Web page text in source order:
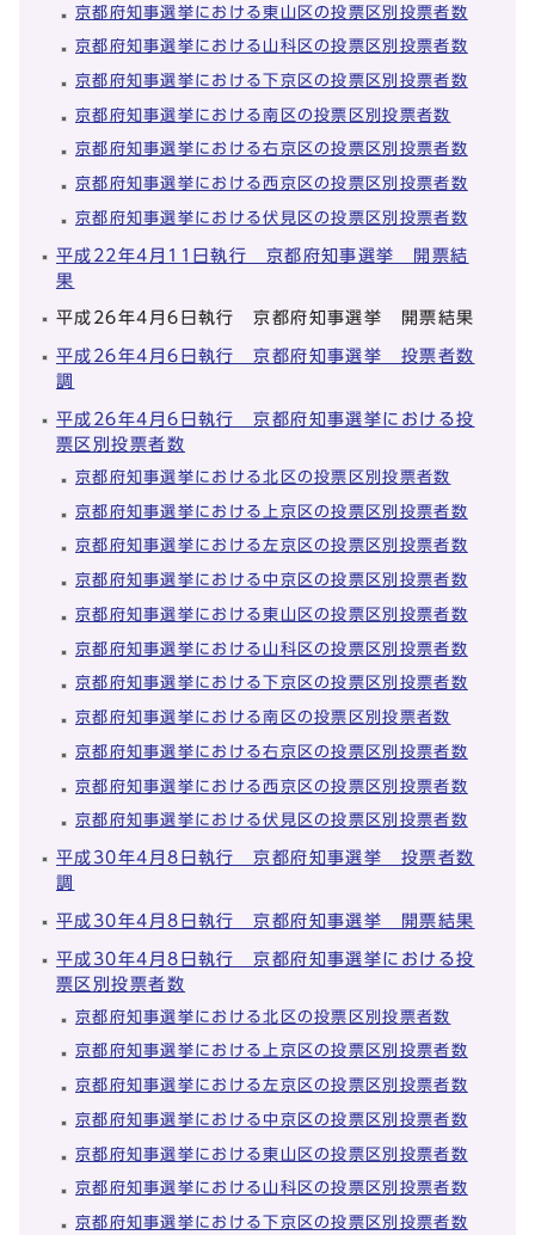
京都府知事選挙における東山区の投票区別投票者数
京都府知事選挙における山科区の投票区別投票者数
京都府知事選挙における下京区の投票区別投票者数
京都府知事選挙における南区の投票区別投票者数
京都府知事選挙における右京区の投票区別投票者数
京都府知事選挙における西京区の投票区別投票者数
京都府知事選挙における伏見区の投票区別投票者数
平成22年4月11日執行 京都府知事選挙 開票結
果
平成26年4月6日執行 京都府知事選挙 開票結果
平成26年4月6日執行 京都府知事選挙 投票者数
調
平成26年4月6日執行 京都府知事選挙における投
票区別投票者数
京都府知事選挙における北区の投票区別投票者数
京都府知事選挙における上京区の投票区別投票者数
京都府知事選挙における左京区の投票区別投票者数
京都府知事選挙における中京区の投票区別投票者数
京都府知事選挙における東山区の投票区別投票者数
京都府知事選挙における山科区の投票区別投票者数
京都府知事選挙における下京区の投票区別投票者数
京都府知事選挙における南区の投票区別投票者数
京都府知事選挙における右京区の投票区別投票者数
京都府知事選挙における西京区の投票区別投票者数
京都府知事選挙における伏見区の投票区別投票者数
平成30年4月8日執行 京都府知事選挙 投票者数
調
平成30年4月8日執行 京都府知事選挙 開票結果
平成30年4月8日執行 京都府知事選挙における投
票区別投票者数
京都府知事選挙における北区の投票区別投票者数
京都府知事選挙における上京区の投票区別投票者数
京都府知事選挙における左京区の投票区別投票者数
京都府知事選挙における中京区の投票区別投票者数
京都府知事選挙における東山区の投票区別投票者数
京都府知事選挙における山科区の投票区別投票者数
京都府知事選挙における下京区の投票区別投票者数